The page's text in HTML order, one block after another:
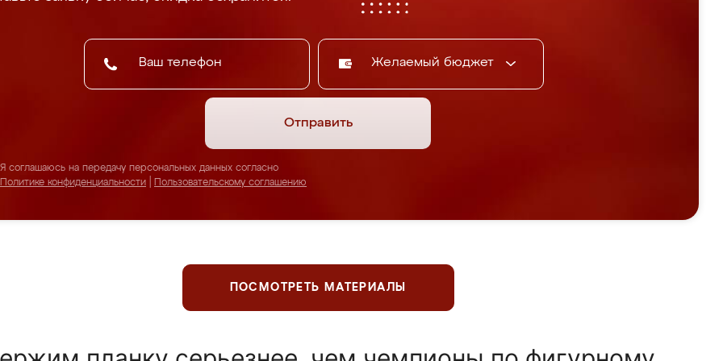
Желаемый бюджет
Отправить
Я соглашаюсь на передачу персональных данных согласно
Политике конфиденциальности
Пользовательскому соглашению
ПОСМОТРЕТЬ МАТЕРИАЛЫ